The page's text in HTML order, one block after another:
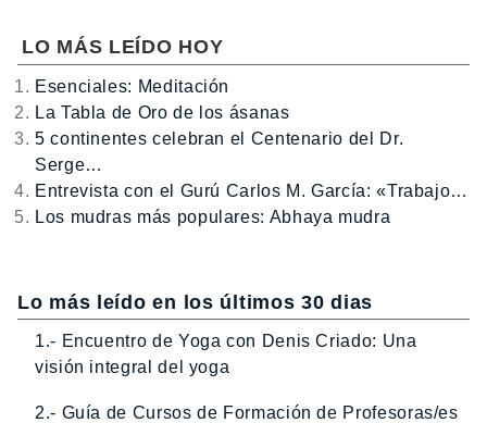
LO MÁS LEÍDO HOY
Esenciales: Meditación
La Tabla de Oro de los ásanas
5 continentes celebran el Centenario del Dr.
Serge…
Entrevista con el Gurú Carlos M. García: «Trabajo…
Los mudras más populares: Abhaya mudra
Lo más leído en los últimos 30 dias
1.- Encuentro de Yoga con Denis Criado: Una
visión integral del yoga
2.- Guía de Cursos de Formación de Profesoras/es